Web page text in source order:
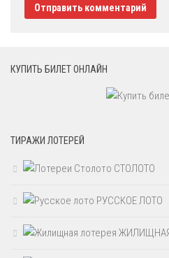
КУПИТЬ БИЛЕТ ОНЛАЙН
ТИРАЖИ ЛОТЕРЕЙ
СТОЛОТО
РУССКОЕ ЛОТО